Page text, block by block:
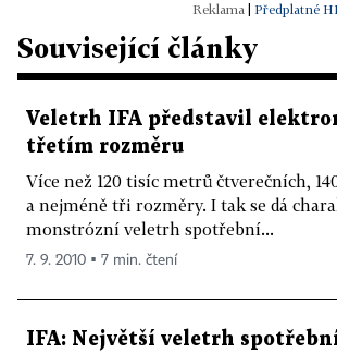
Předplatné
Související články
Veletrh IFA představil
třetím rozměru
Více než 120 tisíc metrů čtverečních,
a nejméně tři rozměry. I tak se dá
monstrózní veletrh spotřební...
7. 9. 2010 ▪ 7 min. čtení
IFA: Největší veletrh